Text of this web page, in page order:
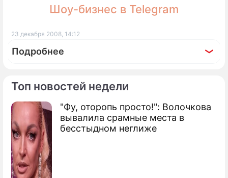
Топ новостей недели
"Фу, оторопь просто!": Волочкова
вывалила срамные места в
бесстыдном неглиже
Шоу-бизнес в Telegram
23 декабря 2008, 14:12
Подробнее
По теме
Бояринцев возвращается в "Спартак"
Павлюченко признан лучшим игроком